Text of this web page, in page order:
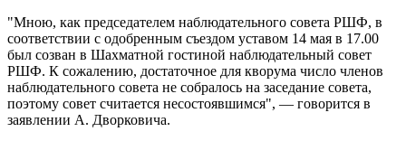
"Мною, как председателем наблюдательного совета РШФ, в
соответствии с одобренным съездом уставом 14 мая в 17.00
был созван в Шахматной гостиной наблюдательный совет
РШФ. К сожалению, достаточное для кворума число членов
наблюдательного совета не собралось на заседание совета,
поэтому совет считается несостоявшимся", — говорится в
заявлении А. Дворковича.